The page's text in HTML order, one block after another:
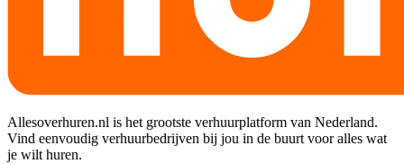
Allesoverhuren.nl is het grootste verhuurplatform van Nederland.
Vind eenvoudig verhuurbedrijven bij jou in de buurt voor alles wat
je wilt huren.